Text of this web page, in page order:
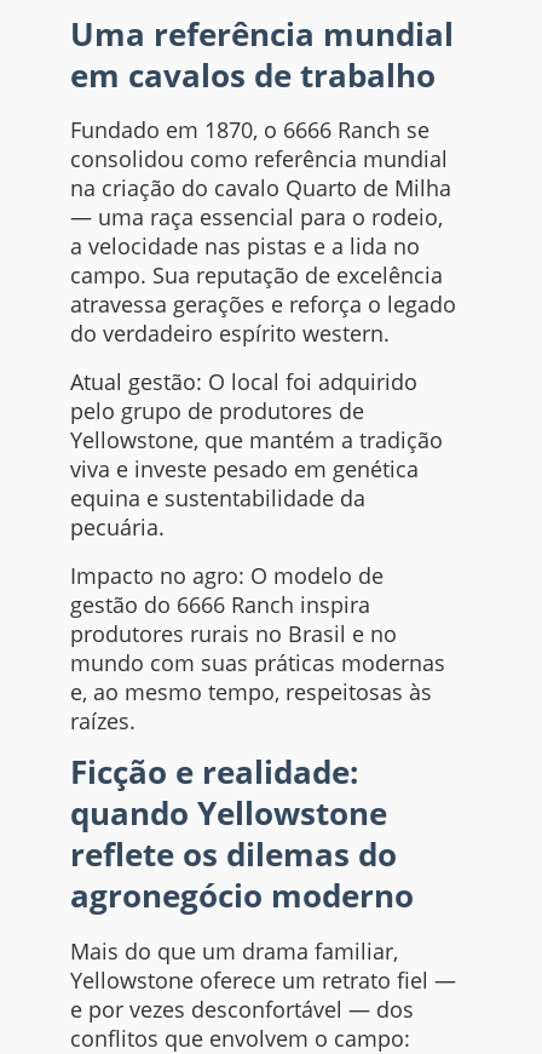
Uma referência mundial
em cavalos de trabalho
Fundado em 1870, o 6666 Ranch se
consolidou como referência mundial
na criação do cavalo Quarto de Milha
— uma raça essencial para o rodeio,
a velocidade nas pistas e a lida no
campo. Sua reputação de excelência
atravessa gerações e reforça o legado
do verdadeiro espírito western.
Atual gestão: O local foi adquirido
pelo grupo de produtores de
Yellowstone, que mantém a tradição
viva e investe pesado em genética
equina e sustentabilidade da
pecuária.
Impacto no agro: O modelo de
gestão do 6666 Ranch inspira
produtores rurais no Brasil e no
mundo com suas práticas modernas
e, ao mesmo tempo, respeitosas às
raízes.
Ficção e realidade:
quando Yellowstone
reflete os dilemas do
agronegócio moderno
Mais do que um drama familiar,
Yellowstone oferece um retrato fiel —
e por vezes desconfortável — dos
conflitos que envolvem o campo: